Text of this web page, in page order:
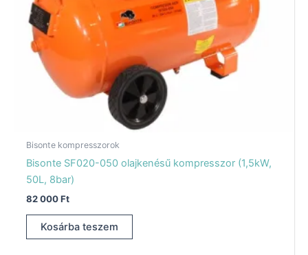
Bisonte kompresszorok
Bisonte SF020-050 olajkenésű kompresszor (1,5kW,
50L, 8bar)
82 000Ft
Kosárba teszem